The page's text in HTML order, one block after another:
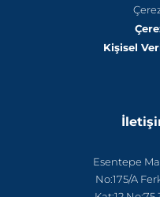
Kişisel
Esentepe
No:175/A